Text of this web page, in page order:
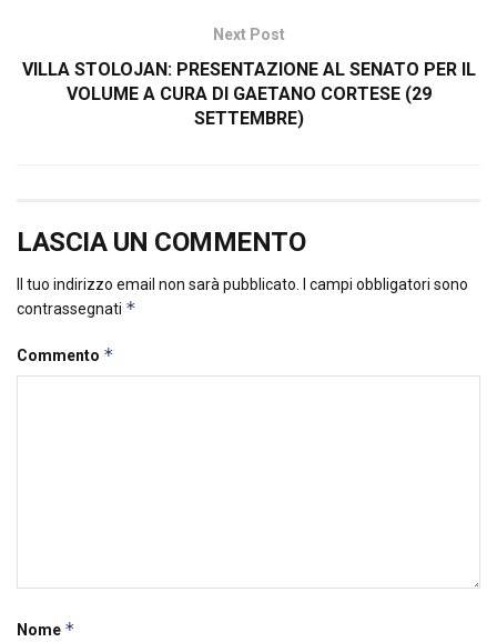
Next Post
VILLA STOLOJAN: PRESENTAZIONE AL SENATO PER IL
VOLUME A CURA DI GAETANO CORTESE (29
SETTEMBRE)
LASCIA UN COMMENTO
Il tuo indirizzo email non sarà pubblicato.
I campi obbligatori sono
contrassegnati *
Commento *
Nome *